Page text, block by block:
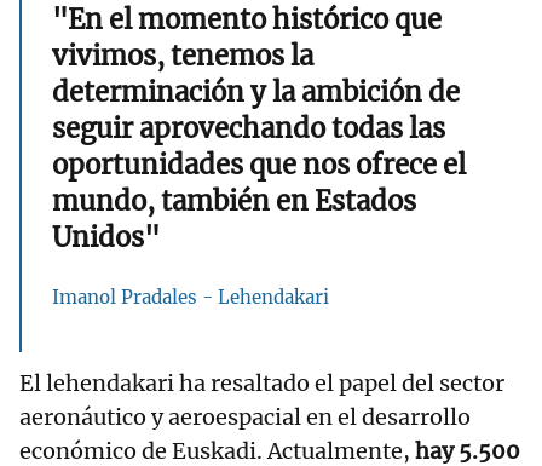
"En el momento histórico que
vivimos, tenemos la
determinación y la ambición de
seguir aprovechando todas las
oportunidades que nos ofrece el
mundo, también en Estados
Unidos"
Imanol Pradales - Lehendakari
El lehendakari ha resaltado el papel del sector
aeronáutico y aeroespacial en el desarrollo
económico de Euskadi. Actualmente, hay 5.500